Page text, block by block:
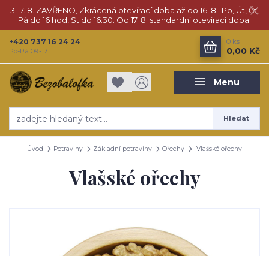
3.-7. 8. ZAVŘENO, Zkrácená otevírací doba až do 16. 8.: Po, Út, Čt,
Pá do 16 hod, St do 16:30. Od 17. 8. standardní otevírací doba.
Menu
Hledat
+420 737 16 24 24
Po-Pá 09-17
0 ks
0,00 Kč
Úvod Potraviny Základní potraviny Ořechy Vlašské ořechy
Vlašské ořechy